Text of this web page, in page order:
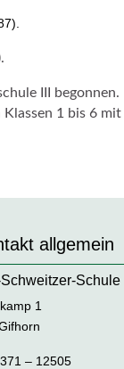
III
1 bis 6
allgemein
Schule
1
– 12505